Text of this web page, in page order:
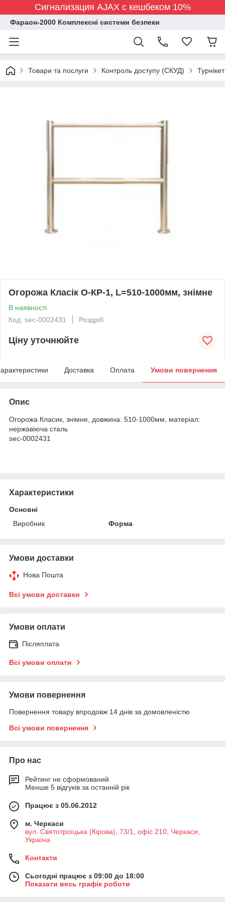
Сигнализация AJAX с кешбеком 10%
Фараон-2000 Комплексні системи безпеки
Товари та послуги Контроль доступу (СКУД)
Огорожа Класік О-КР-1, L=510-1000мм, знімне
В наявності
Код: sec-0002431
Роздріб
Ціну уточнюйте
Доставка Оплата Умови повернення
Опис
Огорожа Класик, знімне, довжина: 510-1000мм, матеріал:
нержавіюча сталь
sec-0002431
Характеристики
Основні
Виробник
Форма
Умови доставки
Нова Пошта
Всі умови доставки
Умови оплати
Післяплата
Всі умови оплати
Умови повернення
Повернення товару впродовж 14 днів за домовленістю
Всі умови повернення
Про нас
Рейтинг не сформований
Менше 5 відгуків за останній рік
Працює з 05.06.2012
м. Черкаси
вул. Святотроїцька (Кірова), 73/1, офіс 210, Черкаси,
Україна
Контакти
Сьогодні працює з 09:00 до 18:00
Показати весь графік роботи